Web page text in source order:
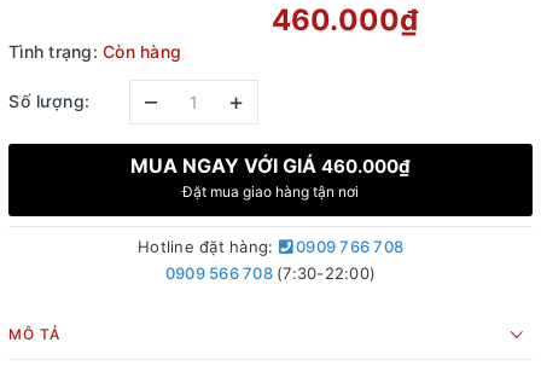
460.000₫
Tình trạng: Còn hàng
Số lượng: – +
MUA NGAY VỚI GIÁ 460.000₫
Đặt mua giao hàng tận nơi
Hotline đặt hàng:
0909 766 708
0909 566 708 (7:30-22:00)
MÔ TẢ